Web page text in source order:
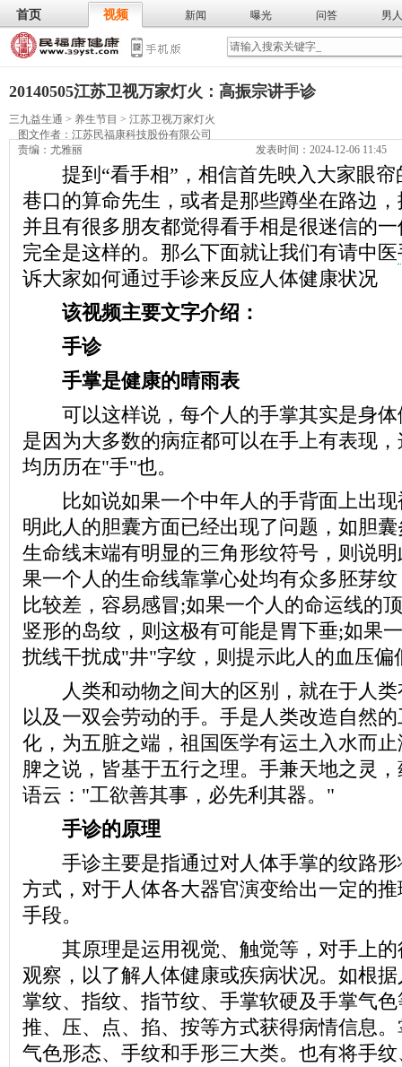
首页 视频 新闻 曝光 问答 男人
武术 气功 膳食 食谱 营养
20140505江苏卫视万家灯火：高振宗讲手诊
三九益生通 > 养生节目 > 江苏卫视万家灯火
图文作者： 江苏民福康科技股份有限公司
责编：尤雅丽
发表时间：2024-12-06 11:45
提到“看手相”，相信首先映入大家眼帘
巷口的算命先生，或者是那些蹲坐在路边
并且有很多朋友都觉得看手相是很迷信的
完全是这样的。那么下面就让我们有请中医
诉大家如何通过手诊来反应人体健康状况
该视频主要文字介绍：
手诊
手掌是健康的晴雨表
可以这样说，每个人的手掌其实是身体
是因为大多数的病症都可以在手上有表现
均历历在"手"也。
比如说如果一个中年人的手背面上出现
明此人的胆囊方面已经出现了问题，如胆
生命线末端有明显的三角形纹符号，则说
果一个人的生命线靠掌心处均有众多胚芽
比较差，容易感冒;如果一个人的命运线的
竖形的岛纹，则这极有可能是胃下垂;如果
扰线干扰成"井"字纹，则提示此人的血压偏
人类和动物之间大的区别，就在于人类
以及一双会劳动的手。手是人类改造自然
化，为五脏之端，祖国医学有运土入水而
脾之说，皆基于五行之理。手兼天地之灵
语云："工欲善其事，必先利其器。"
手诊的原理
手诊主要是指通过对人体手掌的纹路形
方式，对于人体各大器官演变给出一定的
手段。
其原理是运用视觉、触觉等，对手上的
观察，以了解人体健康或疾病状况。如根
掌纹、指纹、指节纹、手掌软硬及手掌气
推、压、点、掐、按等方式获得病情信息
气色形态、手纹和手形三大类。也有将手